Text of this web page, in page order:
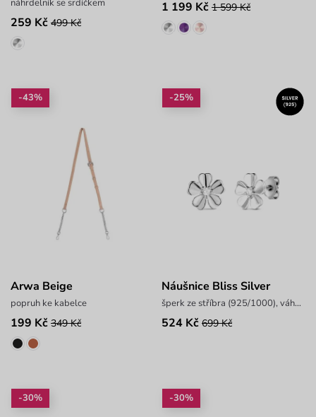
náhrdelník se srdíčkem
259 Kč 499 Kč
1 199 Kč 1 599 Kč
-43%
Arwa Beige
popruh ke kabelce
199 Kč 349 Kč
-25%
Náušnice Bliss Silver
šperk ze stříbra (925/1000), váha 2 g
524 Kč 699 Kč
-30% -30%